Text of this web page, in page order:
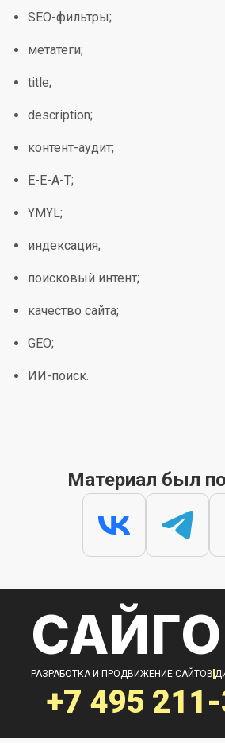
SEO-фильтры;
метатеги;
title;
description;
контент-аудит;
E-E-A-T;
YMYL;
индексация;
поисковый интент;
качество сайта;
GEO;
ИИ-поиск.
Материал был
РАЗРАБОТКА И ПРОДВИЖЕНИЕ САЙТОВ
+7 495